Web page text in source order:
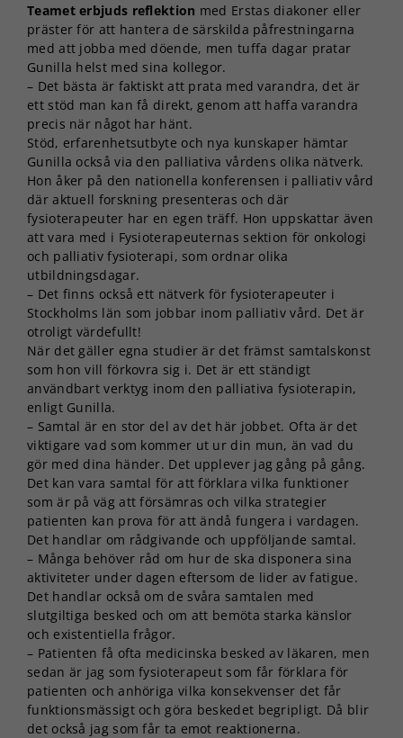
Teamet erbjuds reflektion med Erstas diakoner eller
präster för att hantera de särskilda påfrestningarna
med att jobba med döende, men tuffa dagar pratar
Gunilla helst med sina kollegor.
– Det bästa är faktiskt att prata med varandra, det är
ett stöd man kan få direkt, genom att haffa varandra
precis när något har hänt.
Stöd, erfarenhetsutbyte och nya kunskaper hämtar
Gunilla också via den palliativa vårdens olika nätverk.
Hon åker på den nationella konferensen i palliativ vård
där aktuell forskning presenteras och där
fysioterapeuter har en egen träff. Hon uppskattar även
att vara med i Fysioterapeuternas sektion för onkologi
och palliativ fysioterapi, som ordnar olika
utbildningsdagar.
– Det finns också ett nätverk för fysioterapeuter i
Stockholms län som jobbar inom palliativ vård. Det är
otroligt värdefullt!
När det gäller egna studier är det främst samtalskonst
som hon vill förkovra sig i. Det är ett ständigt
användbart verktyg inom den palliativa fysioterapin,
enligt Gunilla.
– Samtal är en stor del av det här jobbet. Ofta är det
viktigare vad som kommer ut ur din mun, än vad du
gör med dina händer. Det upplever jag gång på gång.
Det kan vara samtal för att förklara vilka funktioner
som är på väg att försämras och vilka strategier
patienten kan prova för att ändå fungera i vardagen.
Det handlar om rådgivande och uppföljande samtal.
– Många behöver råd om hur de ska disponera sina
aktiviteter under dagen eftersom de lider av fatigue.
Det handlar också om de svåra samtalen med
slutgiltiga besked och om att bemöta starka känslor
och existentiella frågor.
– Patienten få ofta medicinska besked av läkaren, men
sedan är jag som fysioterapeut som får förklara för
patienten och anhöriga vilka konsekvenser det får
funktionsmässigt och göra beskedet begripligt. Då blir
det också jag som får ta emot reaktionerna.